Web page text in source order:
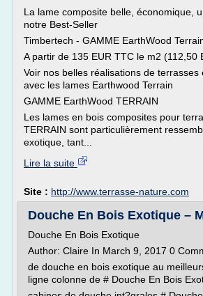
La lame composite belle, économique,
notre Best-Seller
Timbertech - GAMME EarthWood
A partir de 135 EUR TTC le m2 (112,50
Voir nos belles réalisations de terrasses
avec les lames Earthwood Terrain
GAMME EarthWood TERRAIN
Les lames en bois composites pour
TERRAIN sont particulièrement
exotique, tant...
Lire la suite
Site : http://www.terrasse-nature.com
Douche En Bois Exotique –
Douche En Bois Exotique
Author: Claire In March 9, 2017 0
de douche en bois exotique au
ligne colonne de # Douche En Bois